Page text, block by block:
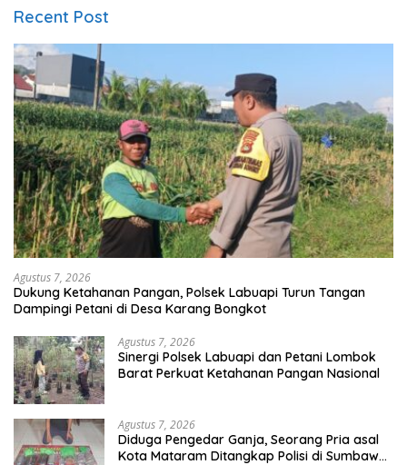
Recent Post
Agustus 7, 2026
Dukung Ketahanan Pangan, Polsek Labuapi Turun Tangan
Dampingi Petani di Desa Karang Bongkot
Agustus 7, 2026
Sinergi Polsek Labuapi dan Petani Lombok
Barat Perkuat Ketahanan Pangan Nasional
Agustus 7, 2026
Diduga Pengedar Ganja, Seorang Pria asal
Kota Mataram Ditangkap Polisi di Sumbawa